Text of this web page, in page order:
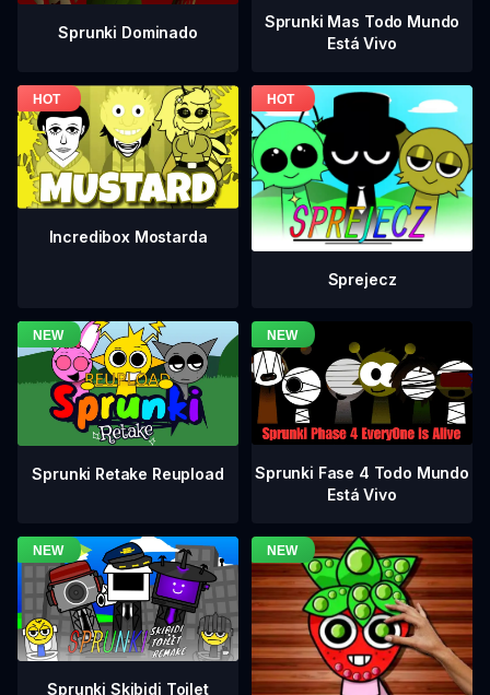
Sprunki Dominado
Sprunki Mas Todo Mundo
Está Vivo
Incredibox Mostarda
Sprejecz
Sprunki Retake Reupload
Sprunki Fase 4 Todo Mundo
Está Vivo
Sprunki Skibidi Toilet